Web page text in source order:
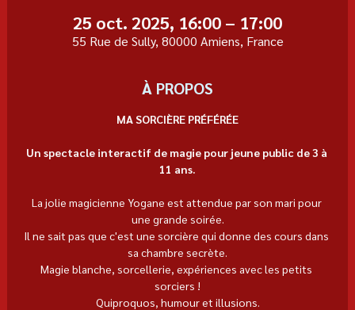
25 oct. 2025, 16:00 – 17:00
55 Rue de Sully, 80000 Amiens, France
À PROPOS
MA SORCIÈRE PRÉFÉRÉE
Un spectacle interactif de magie pour jeune public de 3 à
11 ans.
La jolie magicienne Yogane est attendue par son mari pour
une grande soirée.
Il ne sait pas que c'est une sorcière qui donne des cours dans
sa chambre secrète.
Magie blanche, sorcellerie, expériences avec les petits
sorciers !
Quiproquos, humour et illusions.